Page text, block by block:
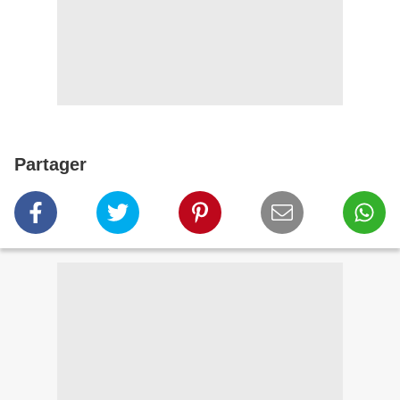
Partager